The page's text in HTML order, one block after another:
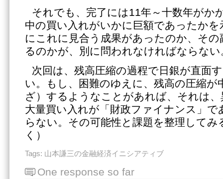
それでも、完了には11年～十数年がか
中の買い入れがいかに巨額であったかを
にこれに見合う成果があったのか、そ
るのかが、別に問われなければならない
次回は、残高圧縮の過程で日銀が直面
い。もし、困難のゆえに、残高の圧縮が
ざ）するようなことがあれば、それは、
大量買い入れが「財政ファイナンス」
らない。その可能性と課題を整理してみ
く）
Tags: 山本謙三の金融経済イニシアティブ
One response so far